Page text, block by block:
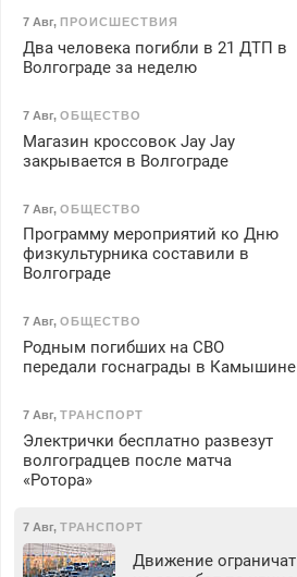
7 Авг, ПРОИСШЕСТВИЯ
Два человека погибли в 21 ДТП в
Волгограде за неделю
7 Авг, ОБЩЕСТВО
Магазин кроссовок Jay Jay
закрывается в Волгограде
7 Авг, ОБЩЕСТВО
Программу мероприятий ко Дню
физкультурника составили в
Волгограде
7 Авг, ОБЩЕСТВО
Родным погибших на СВО
передали госнаграды в Камышине
7 Авг, ТРАНСПОРТ
Электрички бесплатно развезут
волгоградцев после матча
«Ротора»
7 Авг, ТРАНСПОРТ
Движение ограничат